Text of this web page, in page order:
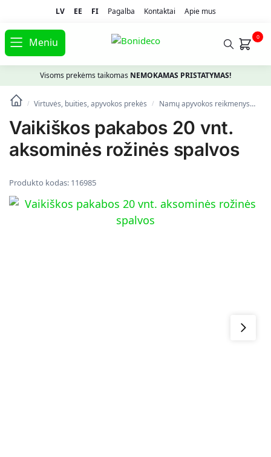
LV EE FI Pagalba Kontaktai Apie mus
Meniu 0
Visoms prekėms taikomas NEMOKAMAS PRISTATYMAS!
/ Virtuvės, buities, apyvokos prekės / Namų apyvokos reikmenys
Vaikiškos pakabos 20 vnt.
aksominės rožinės spalvos
Produkto kodas: 116985